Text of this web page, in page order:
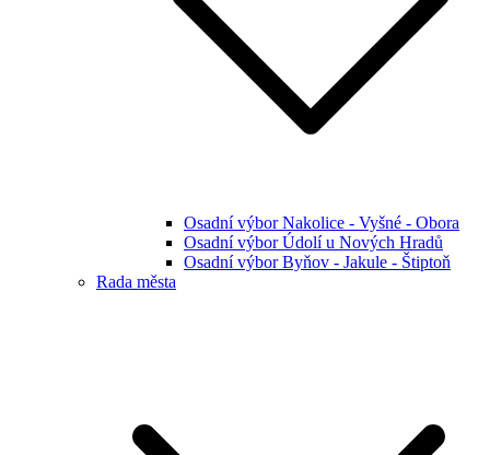
Osadní výbor Nakolice - Vyšné - Obora
Osadní výbor Údolí u Nových Hradů
Osadní výbor Byňov - Jakule - Štiptoň
Rada města